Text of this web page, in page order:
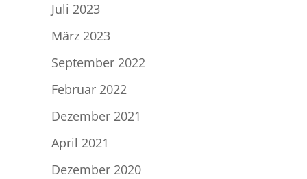
Juli 2023
März 2023
September 2022
Februar 2022
Dezember 2021
April 2021
Dezember 2020